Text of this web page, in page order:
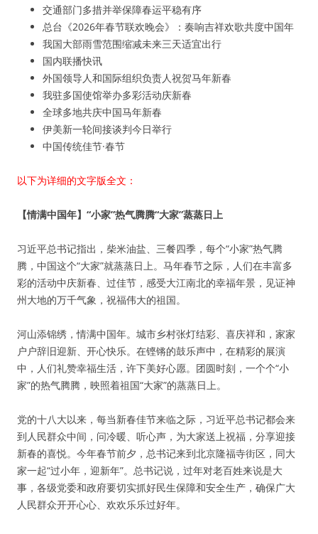
交通部门多措并举保障春运平稳有序
总台《2026年春节联欢晚会》：奏响吉祥欢歌共度中国年
我国大部雨雪范围缩减未来三天适宜出行
国内联播快讯
外国领导人和国际组织负责人祝贺马年新春
我驻多国使馆举办多彩活动庆新春
全球多地共庆中国马年新春
伊美新一轮间接谈判今日举行
中国传统佳节·春节
以下为详细的文字版全文：
【情满中国年】“小家”热气腾腾“大家”蒸蒸日上
习近平总书记指出，柴米油盐、三餐四季，每个“小家”热气腾
腾，中国这个“大家”就蒸蒸日上。马年春节之际，人们在丰富多
彩的活动中庆新春、过佳节，感受大江南北的幸福年景，见证神
州大地的万千气象，祝福伟大的祖国。
河山添锦绣，情满中国年。城市乡村张灯结彩、喜庆祥和，家家
户户辞旧迎新、开心快乐。在铿锵的鼓乐声中，在精彩的展演
中，人们礼赞幸福生活，许下美好心愿。团圆时刻，一个个“小
家”的热气腾腾，映照着祖国“大家”的蒸蒸日上。
党的十八大以来，每当新春佳节来临之际，习近平总书记都会来
到人民群众中间，问冷暖、听心声，为大家送上祝福，分享迎接
新春的喜悦。今年春节前夕，总书记来到北京隆福寺街区，同大
家一起“过小年，迎新年”。总书记说，过年对老百姓来说是大
事，各级党委和政府要切实抓好民生保障和安全生产，确保广大
人民群众开开心心、欢欢乐乐过好年。